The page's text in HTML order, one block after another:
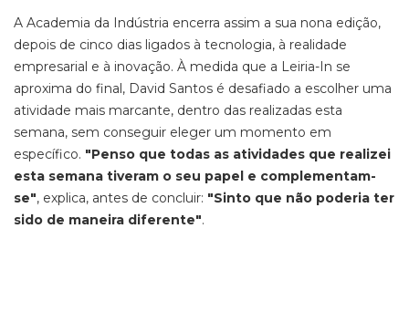
A Academia da Indústria encerra assim a sua nona edição,
depois de cinco dias ligados à tecnologia, à realidade
empresarial e à inovação. À medida que a Leiria-In se
aproxima do final, David Santos é desafiado a escolher uma
atividade mais marcante, dentro das realizadas esta
semana, sem conseguir eleger um momento em
específico. "Penso que todas as atividades que realizei
esta semana tiveram o seu papel e complementam-
se", explica, antes de concluir: "Sinto que não poderia ter
sido de maneira diferente".